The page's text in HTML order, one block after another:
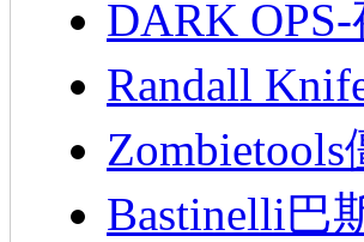
DARK
Randall
Bastinelli巴